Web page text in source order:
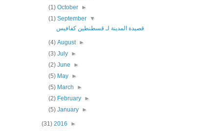
►
October
(1)
▼
September
(1)
قصيدة المدينة لـ قسطنطين كفافيس
►
August
(4)
►
July
(3)
►
June
(2)
►
May
(5)
►
March
(5)
►
February
(2)
►
January
(5)
►
2016
(31)